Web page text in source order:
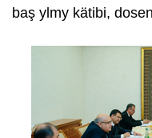
baş ylmy kätibi,